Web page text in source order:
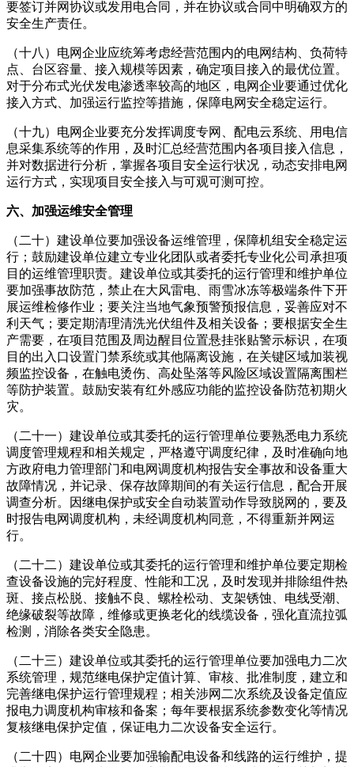
要签订并网协议或发用电合同，并在协议或合同中明确双方的
安全生产责任。
（十八）电网企业应统筹考虑经营范围内的电网结构、负荷特
点、台区容量、接入规模等因素，确定项目接入的最优位置。
对于分布式光伏发电渗透率较高的地区，电网企业要通过优化
接入方式、加强运行监控等措施，保障电网安全稳定运行。
（十九）电网企业要充分发挥调度专网、配电云系统、用电信
息采集系统等的作用，及时汇总经营范围内各项目接入信息，
并对数据进行分析，掌握各项目安全运行状况，动态安排电网
运行方式，实现项目安全接入与可观可测可控。
六、加强运维安全管理
（二十）建设单位要加强设备运维管理，保障机组安全稳定运
行；鼓励建设单位建立专业化团队或者委托专业化公司承担项
目的运维管理职责。建设单位或其委托的运行管理和维护单位
要加强事故防范，禁止在大风雷电、雨雪冰冻等极端条件下开
展运维检修作业；要关注当地气象预警预报信息，妥善应对不
利天气；要定期清理清洗光伏组件及相关设备；要根据安全生
产需要，在项目范围及周边醒目位置悬挂张贴警示标识，在项
目的出入口设置门禁系统或其他隔离设施，在关键区域加装视
频监控设备，在触电烫伤、高处坠落等风险区域设置隔离围栏
等防护装置。鼓励安装有红外感应功能的监控设备防范初期火
灾。
（二十一）建设单位或其委托的运行管理单位要熟悉电力系统
调度管理规程和相关规定，严格遵守调度纪律，及时准确向地
方政府电力管理部门和电网调度机构报告安全事故和设备重大
故障情况，并记录、保存故障期间的有关运行信息，配合开展
调查分析。因继电保护或安全自动装置动作导致脱网的，要及
时报告电网调度机构，未经调度机构同意，不得重新并网运
行。
（二十二）建设单位或其委托的运行管理和维护单位要定期检
查设备设施的完好程度、性能和工况，及时发现并排除组件热
斑、接点松脱、接触不良、螺栓松动、支架锈蚀、电线受潮、
绝缘破裂等故障，维修或更换老化的线缆设备，强化直流拉弧
检测，消除各类安全隐患。
（二十三）建设单位或其委托的运行管理单位要加强电力二次
系统管理，规范继电保护定值计算、审核、批准制度，建立和
完善继电保护运行管理规程；相关涉网二次系统及设备定值应
报电力调度机构审核和备案；每年要根据系统参数变化等情况
复核继电保护定值，保证电力二次设备安全运行。
（二十四）电网企业要加强输配电设备和线路的运行维护，提